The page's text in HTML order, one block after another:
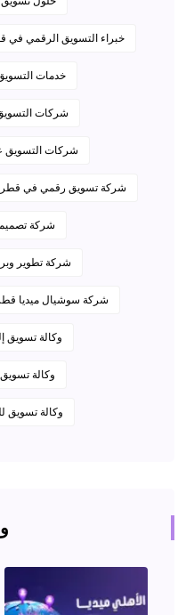
خبراء التسويق الرقمي في
خدمات
شركات
شركات التسويق
شركة تسويق رقمي في قطر
شركة
شركة تطوير
شركة سوشيال ميديا
وكالة تسويق
وكالة
وكالة